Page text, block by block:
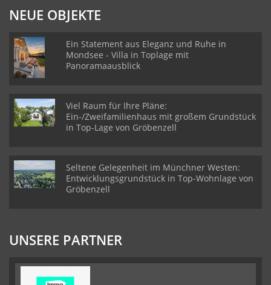
NEUE OBJEKTE
Ein Statement aus Eleganz und Ruhe in
Mondsee - Villa in Toplage mit
Panoramaausblick
Viel Raum für Ihre Pläne:
Ein-/Zweifamilienhaus mit großem Grundstück
in Top-Lage von Gröbenzell
Seltene Gelegenheit im Münchner Westen:
Entwicklungsgrundstück in Top-Wohnlage von
Gröbenzell
UNSERE PARTNER